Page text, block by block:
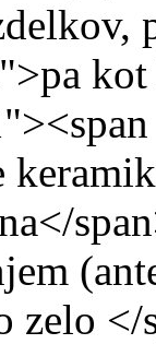
zelo </